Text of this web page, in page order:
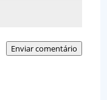
Enviar comentário